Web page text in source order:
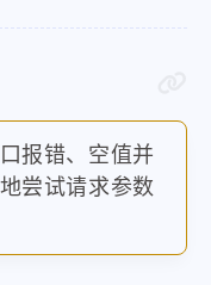
报错、空值并
尝试请求参数